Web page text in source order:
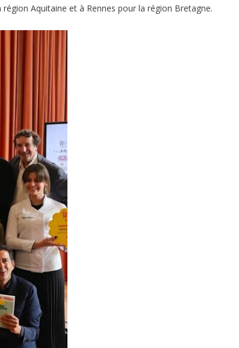
Aquitaine et à Rennes pour la région Bretagne.